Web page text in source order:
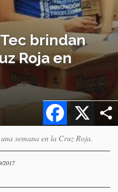
brindan
Roja en
X
Facebook
semana en la Cruz Roja.
2017